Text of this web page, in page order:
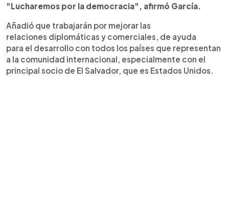
"Lucharemos por la democracia", afirmó García.
Añadió que trabajarán por mejorar las
relaciones diplomáticas y comerciales, de ayuda
para el desarrollo con todos los países que representan
a la comunidad internacional, especialmente con el
principal socio de El Salvador, que es Estados Unidos.